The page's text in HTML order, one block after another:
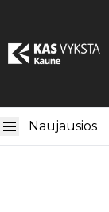
Naujausios